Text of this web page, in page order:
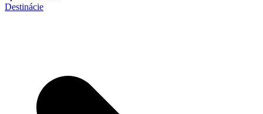
Destinácie